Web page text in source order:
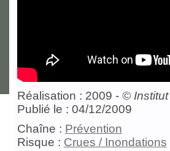
Réalisation : 2009 - ©
Publié le : 04/12/2009
Chaîne : Prévention
Risque : Crues / Inondations